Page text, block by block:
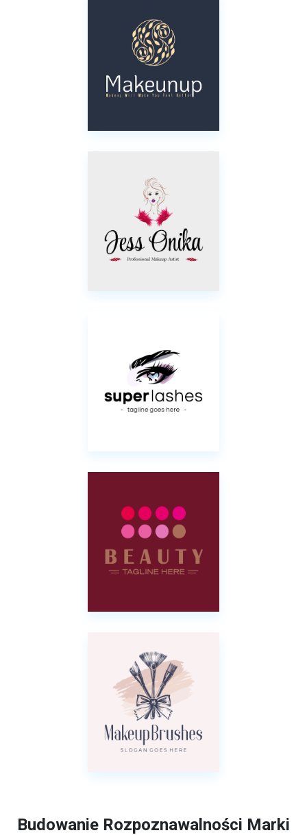
Budowanie Rozpoznawalności Marki